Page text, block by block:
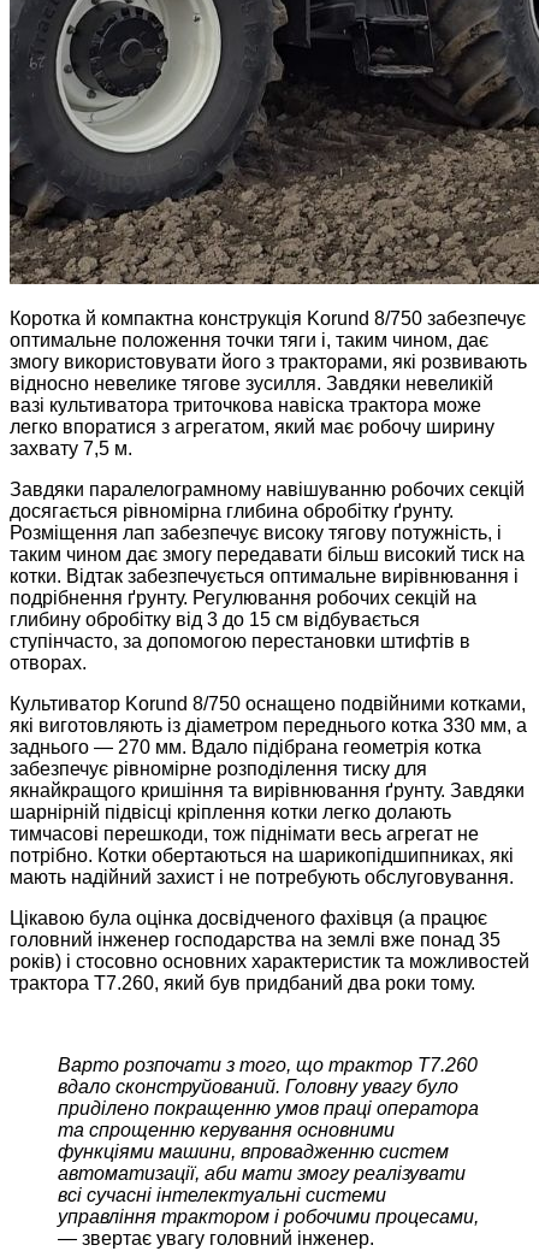
Коротка й компактна конструкція Korund 8/750 забезпечує
оптимальне положення точки тяги і, таким чином, дає
змогу використовувати його з тракторами, які розвивають
відносно невелике тягове зусилля. Завдяки невеликій
вазі культиватора триточкова навіска трактора може
легко впоратися з агрегатом, який має робочу ширину
захвату 7,5 м.
Завдяки паралелограмному навішуванню робочих секцій
досягається рівномірна глибина обробітку ґрунту.
Розміщення лап забезпечує високу тягову потужність, і
таким чином дає змогу передавати більш високий тиск на
котки. Відтак забезпечується оптимальне вирівнювання і
подрібнення ґрунту. Регулювання робочих секцій на
глибину обробітку від 3 до 15 см відбувається
ступінчасто, за допомогою перестановки штифтів в
отворах.
Культиватор Korund 8/750 оснащено подвійними котками,
які виготовляють із діаметром переднього котка 330 мм, а
заднього — 270 мм. Вдало підібрана геометрія котка
забезпечує рівномірне розподілення тиску для
якнайкращого кришіння та вирівнювання ґрунту. Завдяки
шарнірній підвісці кріплення котки легко долають
тимчасові перешкоди, тож піднімати весь агрегат не
потрібно. Котки обертаються на шарикопідшипниках, які
мають надійний захист і не потребують обслуговування.
Цікавою була оцінка досвідченого фахівця (а працює
головний інженер господарства на землі вже понад 35
років) і стосовно основних характеристик та можливостей
трактора Т7.260, який був придбаний два роки тому.
Варто розпочати з того, що трактор Т7.260
вдало сконструйований. Головну увагу було
приділено покращенню умов праці оператора
та спрощенню керування основними
функціями машини, впровадженню систем
автоматизації, аби мати змогу реалізувати
всі сучасні інтелектуальні системи
управління трактором і робочими процесами,
— звертає увагу головний інженер.